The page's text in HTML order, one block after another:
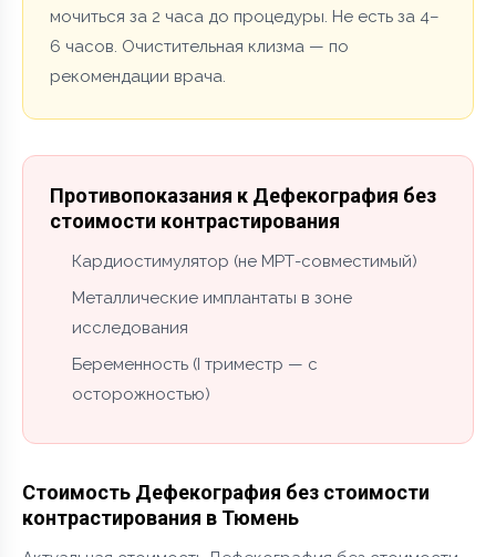
мочиться за 2 часа до процедуры. Не есть за 4–
6 часов. Очистительная клизма — по
рекомендации врача.
Противопоказания к Дефекография без
стоимости контрастирования
Кардиостимулятор (не МРТ-совместимый)
Металлические имплантаты в зоне
исследования
Беременность (I триместр — с
осторожностью)
Стоимость Дефекография без стоимости
контрастирования в Тюмень